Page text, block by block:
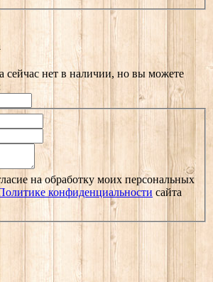
сейчас нет в наличии, но вы можете
на обработку моих персональных
конфиденциальности сайта